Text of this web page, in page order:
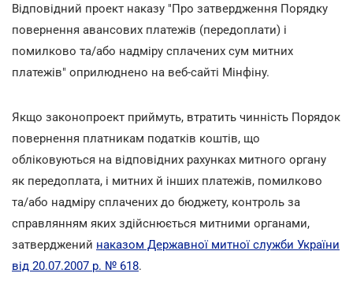
Відповідний проект наказу "Про затвердження Порядку
повернення авансових платежів (передоплати) і
помилково та/або надміру сплачених сум митних
платежів" оприлюднено на веб-сайті Мінфіну.
Якщо законопроект приймуть, втратить чинність Порядок
повернення платникам податків коштів, що
обліковуються на відповідних рахунках митного органу
як передоплата, і митних й інших платежів, помилково
та/або надміру сплачених до бюджету, контроль за
справлянням яких здійснюється митними органами,
затверджений наказом Державної митної служби України
від 20.07.2007 р. № 618.